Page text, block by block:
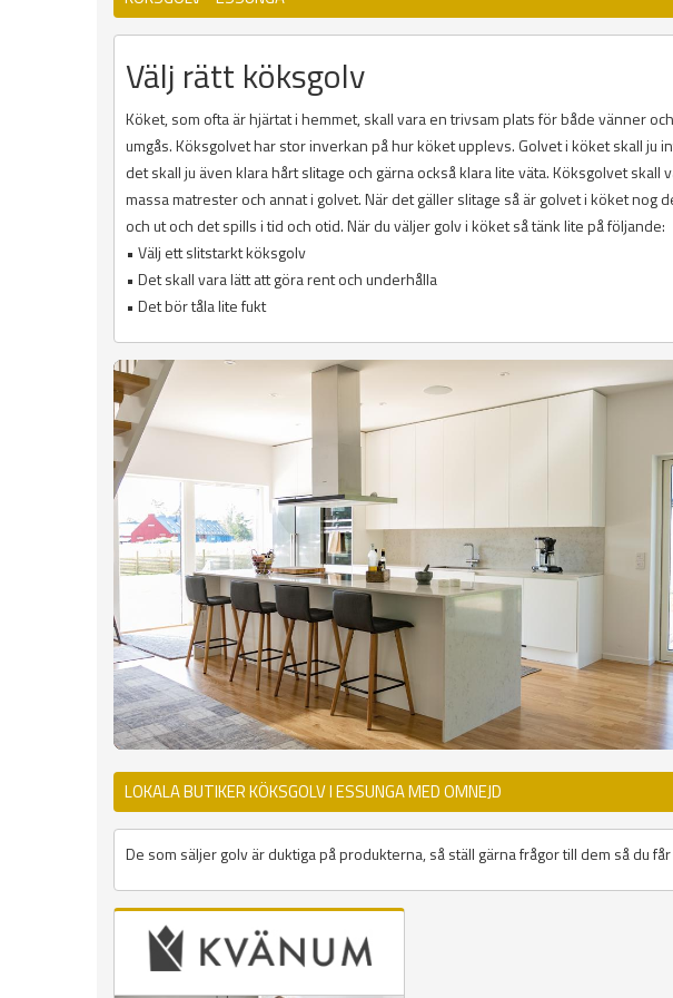
Välj rätt köksgolv
Köket, som ofta är hjärtat i hemmet, skall vara en trivsam plats för både vänner
umgås. Köksgolvet har stor inverkan på hur köket upplevs. Golvet i köket skall ju
det skall ju även klara hårt slitage och gärna också klara lite väta. Köksgolvet
massa matrester och annat i golvet. När det gäller slitage så är golvet i köket nog
och ut och det spills i tid och otid. När du väljer golv i köket så tänk lite på följande:
• Välj ett slitstarkt köksgolv
• Det skall vara lätt att göra rent och underhålla
• Det bör tåla lite fukt
LOKALA BUTIKER KÖKSGOLV I ESSUNGA MED OMNEJD
De som säljer golv är duktiga på produkterna, så ställ gärna frågor till dem så du